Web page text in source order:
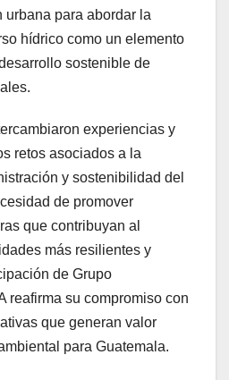
para abordar la
hídrico como un elemento
sostenible de
experiencias y
retos asociados a la
y sostenibilidad del
de promover
que contribuyan al
más resilientes y
de Grupo
reafirma su compromiso con
que generan valor
para Guatemala.